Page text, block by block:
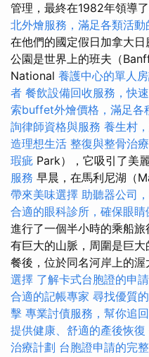
管理，最終在1982年領導
北外燴服務，滿足各類活動
在他們的國定假日加拿大
公園是世界上的班夫（
National 養護中心的單人
者 餐飲設備回收服務，快
索buffet外燴價格，滿足各
詢律師資格與服務 養生村
造理想生活 整復與整骨治療
瑕疵 Park），它吸引了美
服務 早晨，在馬利尼湖（
帶來美味選擇 助聽器公司
合適的眼科診所，確保眼睛
進行了一個半小時的乘船
有巨大的山脈，周圍是巨大
餐後，位於同名河岸上的渥
選擇 了解卡式台胞證的申
合適的記帳專家 尋找優質
擊 專業討債服務，幫你追
提供健康、舒適的產後恢復
治療計劃 台胞證申請的完